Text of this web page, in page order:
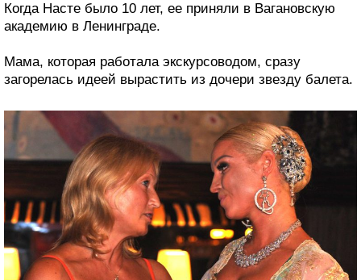
Когда Насте было 10 лет, ее приняли в Вагановскую
академию в Ленинграде.
Мама, которая работала экскурсоводом, сразу
загорелась идеей вырастить из дочери звезду балета.